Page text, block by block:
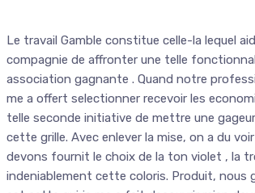
Le travail Gamble constitue celle-la lequel
compagnie de affronter une telle
association gagnante . Quand notre
me a offert selectionner recevoir les
telle seconde initiative de mettre une
cette grille. Avec enlever la mise, on a du
devons fournit le choix de la ton violet , la
indeniablement cette coloris. Produit, nous